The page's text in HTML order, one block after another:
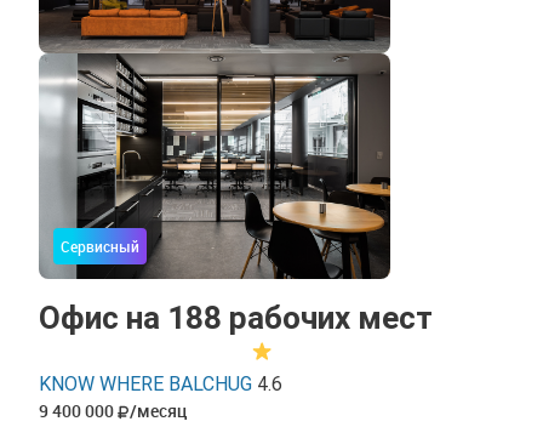
Сервисный
Офис на 188 рабочих мест
KNOW WHERE BALCHUG 4.6
9 400 000 /месяц